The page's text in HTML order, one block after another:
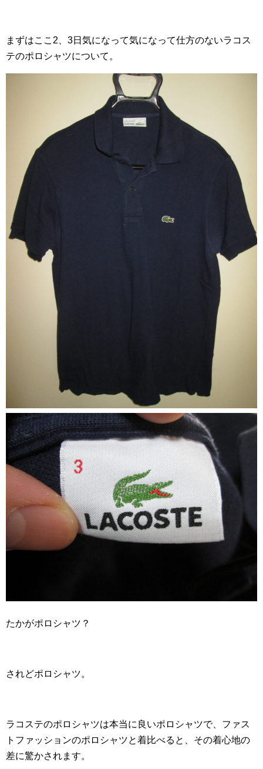
まずはここ2、3日気になって気になって仕方のないラコス
テのポロシャツについて。
たかがポロシャツ？
されどポロシャツ。
ラコステのポロシャツは本当に良いポロシャツで、ファス
トファッションのポロシャツと着比べると、その着心地の
差に驚かされます。